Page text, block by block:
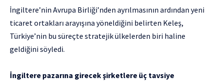
İngiltere’nin Avrupa Birliği’nden ayrılmasının ardından yeni
ticaret ortakları arayışına yöneldiğini belirten Keleş,
Türkiye’nin bu süreçte stratejik ülkelerden biri haline
geldiğini söyledi.
İngiltere pazarına girecek şirketlere üç tavsiye